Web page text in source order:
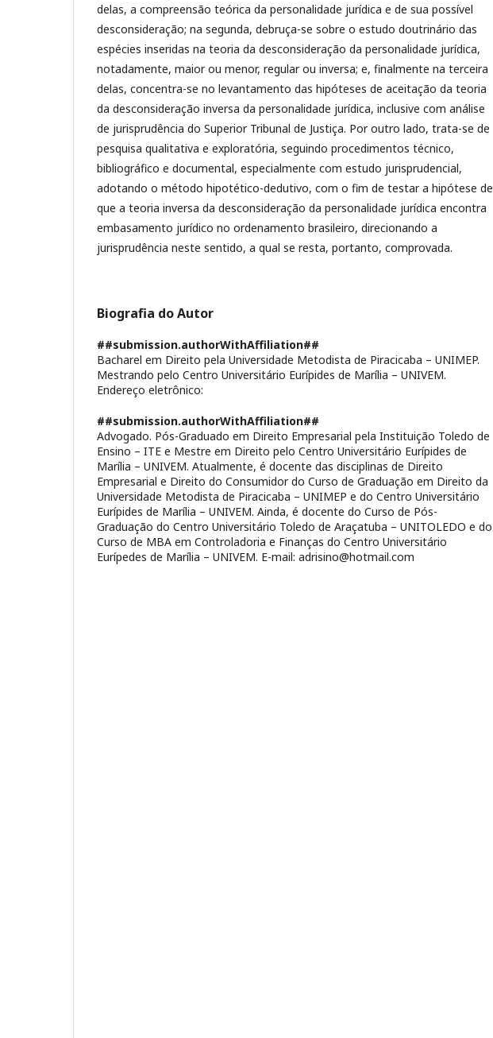
delas, a compreensão teórica da personalidade jurídica e de sua possível
desconsideração; na segunda, debruça-se sobre o estudo doutrinário das
espécies inseridas na teoria da desconsideração da personalidade jurídica,
notadamente, maior ou menor, regular ou inversa; e, finalmente na terceira
delas, concentra-se no levantamento das hipóteses de aceitação da teoria
da desconsideração inversa da personalidade jurídica, inclusive com análise
de jurisprudência do Superior Tribunal de Justiça. Por outro lado, trata-se de
pesquisa qualitativa e exploratória, seguindo procedimentos técnico,
bibliográfico e documental, especialmente com estudo jurisprudencial,
adotando o método hipotético-dedutivo, com o fim de testar a hipótese de
que a teoria inversa da desconsideração da personalidade jurídica encontra
embasamento jurídico no ordenamento brasileiro, direcionando a
jurisprudência neste sentido, a qual se resta, portanto, comprovada.
Biografia do Autor
##submission.authorWithAffiliation##
Bacharel em Direito pela Universidade Metodista de Piracicaba – UNIMEP.
Mestrando pelo Centro Universitário Eurípides de Marília – UNIVEM.
Endereço eletrônico:
##submission.authorWithAffiliation##
Advogado. Pós-Graduado em Direito Empresarial pela Instituição Toledo de
Ensino – ITE e Mestre em Direito pelo Centro Universitário Eurípides de
Marília – UNIVEM. Atualmente, é docente das disciplinas de Direito
Empresarial e Direito do Consumidor do Curso de Graduação em Direito da
Universidade Metodista de Piracicaba – UNIMEP e do Centro Universitário
Eurípides de Marília – UNIVEM. Ainda, é docente do Curso de Pós-
Graduação do Centro Universitário Toledo de Araçatuba – UNITOLEDO e do
Curso de MBA em Controladoria e Finanças do Centro Universitário
Eurípedes de Marília – UNIVEM. E-mail: adrisino@hotmail.com